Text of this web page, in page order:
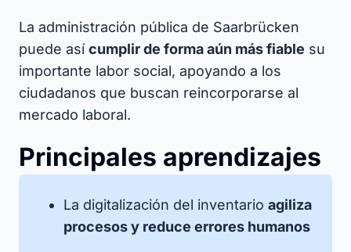
La administración pública de Saarbrücken
puede asícumplir de forma aún más fiable su
importante labor social, apoyando a los
ciudadanos que buscan reincorporarse al
mercado laboral.​
Principales aprendizajes
La digitalización del inventario agiliza
procesos y reduce errores humanos